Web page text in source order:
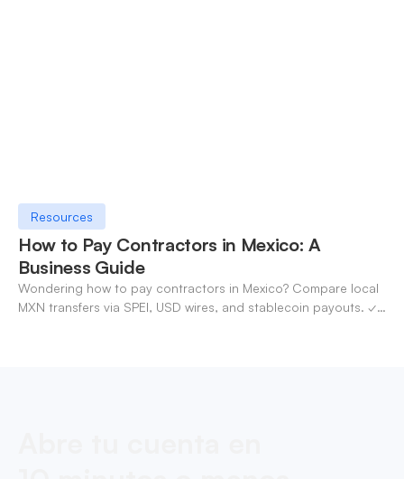
Resources
How to Pay Contractors in Mexico: A
Business Guide
Wondering how to pay contractors in Mexico? Compare local
MXN transfers via SPEI, USD wires, and stablecoin payouts. ✓